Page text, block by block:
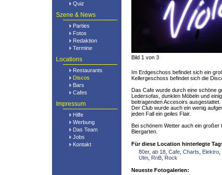
Quiz
Szene & News
Parties
Fotos
Redaktion
Termine
Locations
Restaurants
Discos
Bars
Cafes
Impressum
Hilfe
Werbung
Das Team
Jobs
Kontakt
Bild 1 von 3
Im Erdgeschoss befindet sich ein
Kellergeschoss befindet sich die
Das Cafe wurde durch eine schöne
Ledersofas, dunklen Möbeln und
beitragenden Accesoirs
Der Club wurde auch ein wenig
jeden Fall ein geiles Flair.
Bei schönem Wetter auch ein großer
Biergarten.
Für diese Location hinterlegte
80er, ab 18 Cafe Charts Elektro
Ulm RnB Rock
Neueste Fotogalerien: